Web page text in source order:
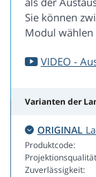
Sie können
Modul
VIDEO -
Varianten der
ORIGINAL
Produktcode:
Zuverlässigkeit: